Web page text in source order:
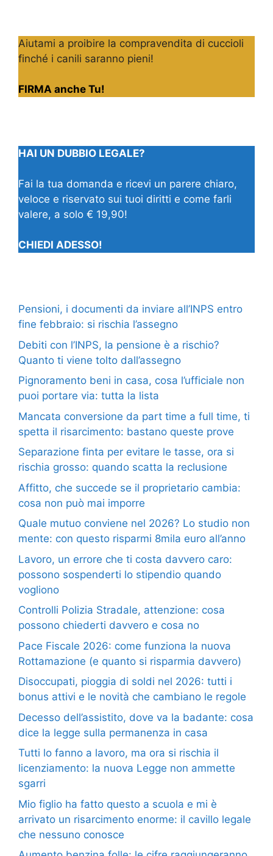
Aiutami a proibire la compravendita di cuccioli
finché i canili saranno pieni!
FIRMA anche Tu!
HAI UN DUBBIO LEGALE?
Fai la tua domanda e ricevi un parere chiaro,
veloce e riservato sui tuoi diritti e come farli
valere, a solo € 19,90!
CHIEDI ADESSO!
Pensioni, i documenti da inviare all’INPS entro
fine febbraio: si rischia l’assegno
Debiti con l’INPS, la pensione è a rischio?
Quanto ti viene tolto dall’assegno
Pignoramento beni in casa, cosa l’ufficiale non
puoi portare via: tutta la lista
Mancata conversione da part time a full time, ti
spetta il risarcimento: bastano queste prove
Separazione finta per evitare le tasse, ora si
rischia grosso: quando scatta la reclusione
Affitto, che succede se il proprietario cambia:
cosa non può mai imporre
Quale mutuo conviene nel 2026? Lo studio non
mente: con questo risparmi 8mila euro all’anno
Lavoro, un errore che ti costa davvero caro:
possono sospenderti lo stipendio quando
vogliono
Controlli Polizia Stradale, attenzione: cosa
possono chiederti davvero e cosa no
Pace Fiscale 2026: come funziona la nuova
Rottamazione (e quanto si risparmia davvero)
Disoccupati, pioggia di soldi nel 2026: tutti i
bonus attivi e le novità che cambiano le regole
Decesso dell’assistito, dove va la badante: cosa
dice la legge sulla permanenza in casa
Tutti lo fanno a lavoro, ma ora si rischia il
licenziamento: la nuova Legge non ammette
sgarri
Mio figlio ha fatto questo a scuola e mi è
arrivato un risarcimento enorme: il cavillo legale
che nessuno conosce